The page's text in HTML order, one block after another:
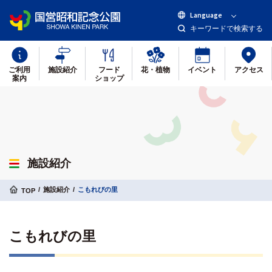
Language
キーワードで検索する
ご利用
案内
施設紹介
フード
ショップ
花・植物 イベント アクセス
施設紹介
TOP 施設紹介 こもれびの里
こもれびの里